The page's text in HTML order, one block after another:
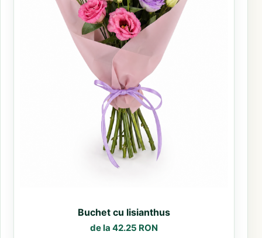
Buchet cu lisianthus
de la 42.25 RON